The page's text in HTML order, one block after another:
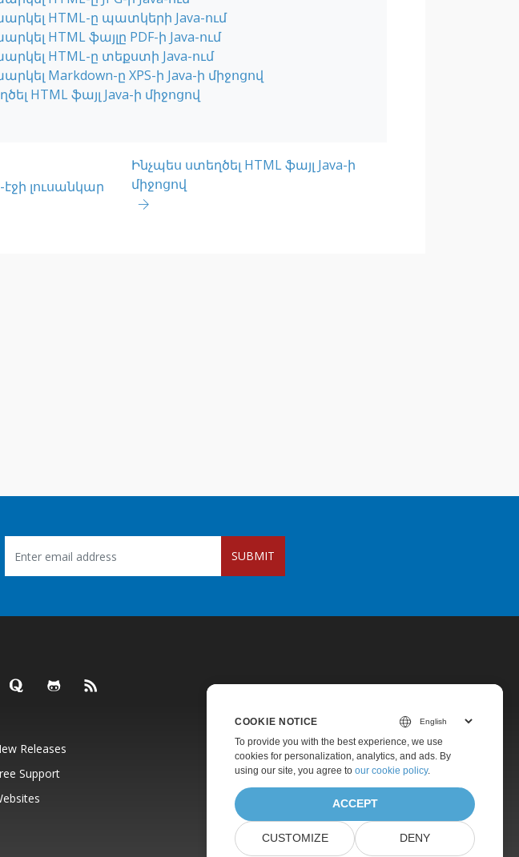
HTML-ը պատկերի Java-ում
HTML ֆայլը PDF-ի Java-ում
HTML-ը տեքստի Java-ում
Markdown-ը XPS-ի Java-ի միջոցով
HTML ֆայլ Java-ի միջոցով
լուսանկար
Ինչպես ստեղծել HTML ֆայլ Java-ի
միջոցով
SUBMIT
Releases
Pricing
Support
Paid Support
About
COOKIE NOTICE
To provide you with the best experience, we use
cookies for personalization, analytics, and ads. By
using our site, you agree to our cookie policy.
ACCEPT
CUSTOMIZE DENY